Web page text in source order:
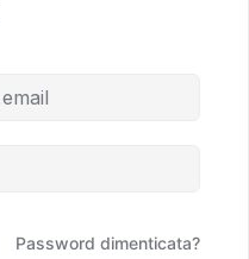
Password dimenticata?